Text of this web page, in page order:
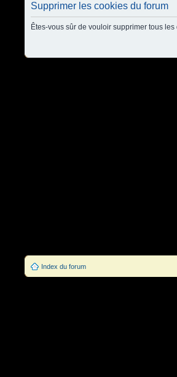
Supprimer les cookies du forum
Êtes-vous sûr de vouloir supprimer tous
Index du forum